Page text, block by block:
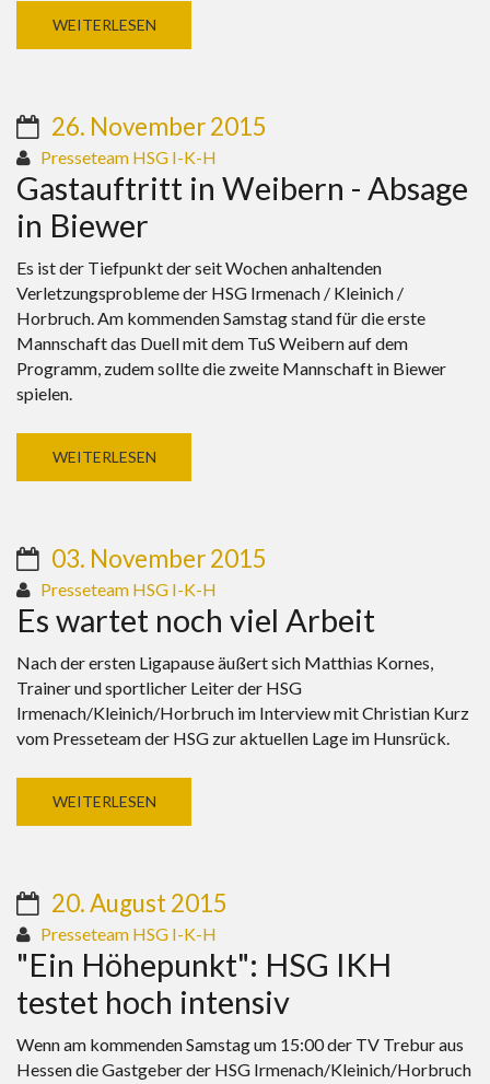
WEITERLESEN
26. November 2015
Presseteam HSG I-K-H
Gastauftritt in Weibern - Absage
in Biewer
Es ist der Tiefpunkt der seit Wochen anhaltenden
Verletzungsprobleme der HSG Irmenach / Kleinich /
Horbruch. Am kommenden Samstag stand für die erste
Mannschaft das Duell mit dem TuS Weibern auf dem
Programm, zudem sollte die zweite Mannschaft in Biewer
spielen.
WEITERLESEN
03. November 2015
Presseteam HSG I-K-H
Es wartet noch viel Arbeit
Nach der ersten Ligapause äußert sich Matthias Kornes,
Trainer und sportlicher Leiter der HSG
Irmenach/Kleinich/Horbruch im Interview mit Christian Kurz
vom Presseteam der HSG zur aktuellen Lage im Hunsrück.
WEITERLESEN
20. August 2015
Presseteam HSG I-K-H
"Ein Höhepunkt": HSG IKH
testet hoch intensiv
Wenn am kommenden Samstag um 15:00 der TV Trebur aus
Hessen die Gastgeber der HSG Irmenach/Kleinich/Horbruch